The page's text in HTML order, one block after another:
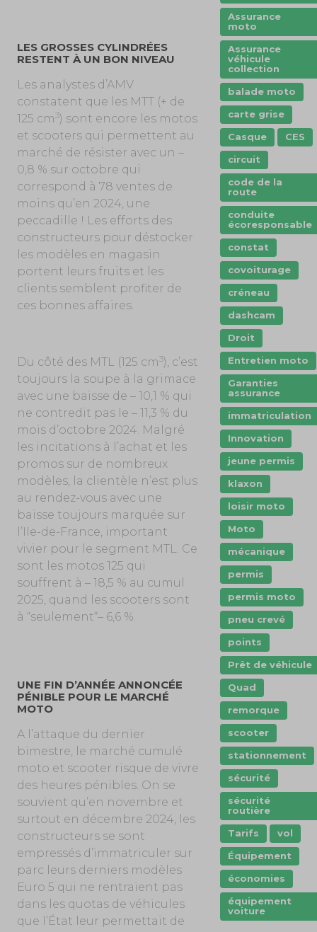
LES GROSSES CYLINDRÉES
RESTENT À UN BON NIVEAU
Les analystes d’AMV
constatent que les MTT (+ de
125 cm3) sont encore les motos
et scooters qui permettent au
marché de résister avec un –
0,8 % sur octobre qui
correspond à 78 ventes de
moins qu’en 2024, une
peccadille ! Les efforts des
constructeurs pour déstocker
les modèles en magasin
portent leurs fruits et les
clients semblent profiter de
ces bonnes affaires.
Du côté des MTL (125 cm3), c’est
toujours la soupe à la grimace
avec une baisse de – 10,1 % qui
ne contredit pas le – 11,3 % du
mois d’octobre 2024. Malgré
les incitations à l’achat et les
promos sur de nombreux
modèles, la clientèle n’est plus
au rendez-vous avec une
baisse toujours marquée sur
l’Ile-de-France, important
vivier pour le segment MTL. Ce
sont les motos 125 qui
souffrent à – 18,5 % au cumul
2025, quand les scooters sont
à “seulement“– 6,6 %.
UNE FIN D’ANNÉE ANNONCÉE
PÉNIBLE POUR LE MARCHÉ
MOTO
A l’attaque du dernier
bimestre, le marché cumulé
moto et scooter risque de vivre
des heures pénibles. On se
souvient qu’en novembre et
surtout en décembre 2024, les
constructeurs se sont
empressés d’immatriculer sur
parc leurs derniers modèles
Euro 5 qui ne rentraient pas
dans les quotas de véhicules
que l’État leur permettait de
Assurance
moto
Assurance
véhicule
collection
balade moto
carte grise
Casque
CES
circuit
code de la
route
conduite
écoresponsable
constat
covoiturage
créneau
dashcam
Droit
Entretien moto
Garanties
assurance
immatriculation
Innovation
jeune permis
klaxon
loisir moto
Moto
mécanique
permis
permis moto
pneu crevé
points
Prêt de véhicule
Quad
remorque
scooter
stationnement
sécurité
sécurité
routière
Tarifs
vol
Équipement
économies
équipement
voiture